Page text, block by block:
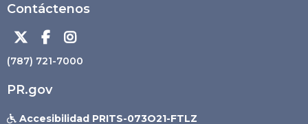
Contáctenos
  
(787) 721-7000
PR.gov
 Accesibilidad PRITS-073O21-FTLZ